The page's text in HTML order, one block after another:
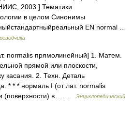
2003.] Тематики
в целом Синонимы
EN normal …
normalis прямолинейный] 1. Матем.
прямой или плоскости,
касания. 2. Техн. Деталь
* * * нормаль I (от лат. normalis
(поверхности) в… …
Энциклопедический